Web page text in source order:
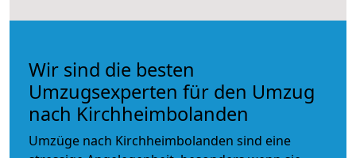
Wir sind die besten
Umzugsexperten für den Umzug
nach Kirchheimbolanden
Umzüge nach Kirchheimbolanden sind eine